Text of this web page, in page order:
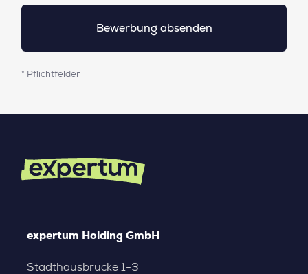
* Pflichtfelder
expertum Holding GmbH
Stadthausbrücke 1-3